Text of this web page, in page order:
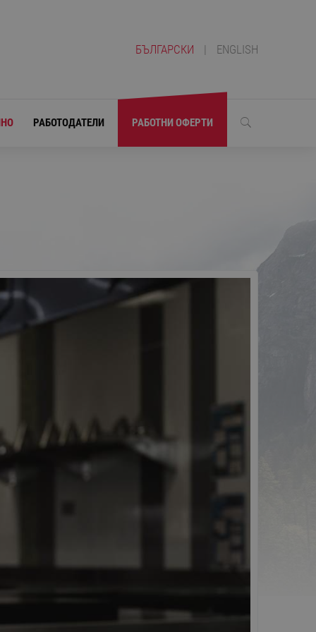
БЪЛГАРСКИ | ENGLISH
РАБОТОДАТЕЛИ РАБОТНИ ОФЕРТИ